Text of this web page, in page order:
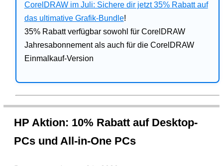
CorelDRAW im Juli: Sichere dir jetzt 35% Rabatt auf
das ultimative Grafik-Bundle!
35% Rabatt verfügbar sowohl für CorelDRAW
Jahresabonnement als auch für die CorelDRAW
Einmalkauf-Version
HP Aktion: 10% Rabatt auf Desktop-
PCs und All-in-One PCs